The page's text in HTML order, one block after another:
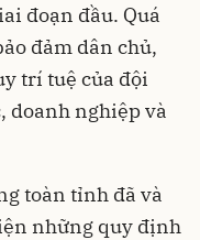
đoạn đầu. Quá
đảm dân chủ,
trí tuệ của đội
doanh nghiệp và
toàn tỉnh đã và
những quy định